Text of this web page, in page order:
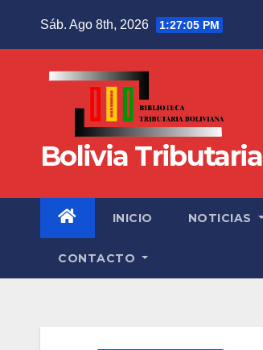
Sáb. Ago 8th, 2026 1:27:05 PM
Bolivia Tributaria
INICIO NOTICIAS
CONTACTO